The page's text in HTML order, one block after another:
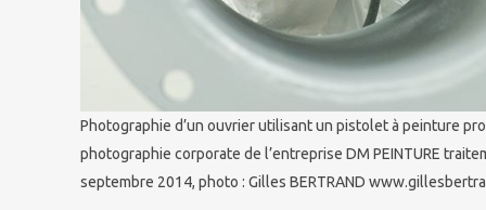
Photographie d’un ouvrier utilisant un pistolet à peinture
photographie corporate de l’entreprise DM PEINTURE
septembre 2014, photo : Gilles BERTRAND